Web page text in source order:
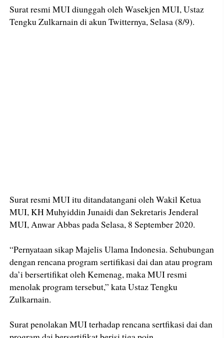
Surat resmi MUI diunggah oleh Wasekjen MUI, Ustaz
Tengku Zulkarnain di akun Twitternya, Selasa (8/9).
Surat resmi MUI itu ditandatangani oleh Wakil Ketua
MUI, KH Muhyiddin Junaidi dan Sekretaris Jenderal
MUI, Anwar Abbas pada Selasa, 8 September 2020.
“Pernyataan sikap Majelis Ulama Indonesia. Sehubungan
dengan rencana program sertifikasi dai dan atau program
da’i bersertifikat oleh Kemenag, maka MUI resmi
menolak program tersebut,” kata Ustaz Tengku
Zulkarnain.
Surat penolakan MUI terhadap rencana sertfikasi dai dan